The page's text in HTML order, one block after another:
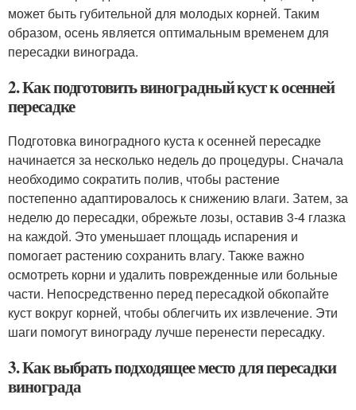
может быть губительной для молодых корней. Таким
образом, осень является оптимальным временем для
пересадки винограда.
2. Как подготовить виноградный куст к осенней
пересадке
Подготовка виноградного куста к осенней пересадке
начинается за несколько недель до процедуры. Сначала
необходимо сократить полив, чтобы растение
постепенно адаптировалось к снижению влаги. Затем, за
неделю до пересадки, обрежьте лозы, оставив 3-4 глазка
на каждой. Это уменьшает площадь испарения и
помогает растению сохранить влагу. Также важно
осмотреть корни и удалить поврежденные или больные
части. Непосредственно перед пересадкой обкопайте
куст вокруг корней, чтобы облегчить их извлечение. Эти
шаги помогут винограду лучше перенести пересадку.
3. Как выбрать подходящее место для пересадки
винограда